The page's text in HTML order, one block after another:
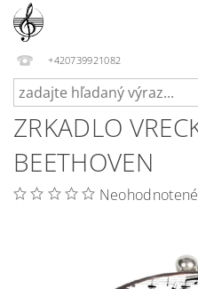
+420739921082
ZRKADLO
BEETHOVEN
Neohodnotené